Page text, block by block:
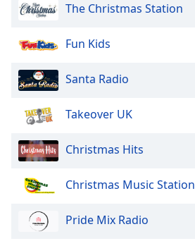
The Christmas Station
Fun Kids
Santa Radio
Takeover UK
Christmas Hits
Christmas Music Station
Pride Mix Radio